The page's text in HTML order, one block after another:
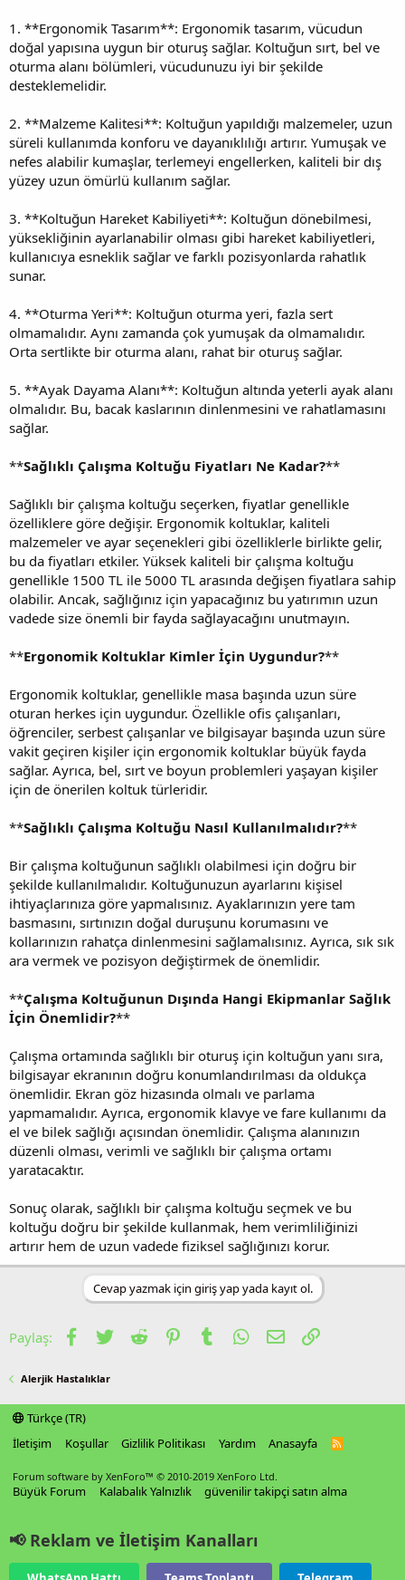
1. **Ergonomik Tasarım**: Ergonomik tasarım, vücudun
doğal yapısına uygun bir oturuş sağlar. Koltuğun sırt, bel ve
oturma alanı bölümleri, vücudunuzu iyi bir şekilde
desteklemelidir.
2. **Malzeme Kalitesi**: Koltuğun yapıldığı malzemeler, uzun
süreli kullanımda konforu ve dayanıklılığı artırır. Yumuşak ve
nefes alabilir kumaşlar, terlemeyi engellerken, kaliteli bir dış
yüzey uzun ömürlü kullanım sağlar.
3. **Koltuğun Hareket Kabiliyeti**: Koltuğun dönebilmesi,
yüksekliğinin ayarlanabilir olması gibi hareket kabiliyetleri,
kullanıcıya esneklik sağlar ve farklı pozisyonlarda rahatlık
sunar.
4. **Oturma Yeri**: Koltuğun oturma yeri, fazla sert
olmamalıdır. Aynı zamanda çok yumuşak da olmamalıdır.
Orta sertlikte bir oturma alanı, rahat bir oturuş sağlar.
5. **Ayak Dayama Alanı**: Koltuğun altında yeterli ayak alanı
olmalıdır. Bu, bacak kaslarının dinlenmesini ve rahatlamasını
sağlar.
**Sağlıklı Çalışma Koltuğu Fiyatları Ne Kadar?**
Sağlıklı bir çalışma koltuğu seçerken, fiyatlar genellikle
özelliklere göre değişir. Ergonomik koltuklar, kaliteli
malzemeler ve ayar seçenekleri gibi özelliklerle birlikte gelir,
bu da fiyatları etkiler. Yüksek kaliteli bir çalışma koltuğu
genellikle 1500 TL ile 5000 TL arasında değişen fiyatlara sahip
olabilir. Ancak, sağlığınız için yapacağınız bu yatırımın uzun
vadede size önemli bir fayda sağlayacağını unutmayın.
**Ergonomik Koltuklar Kimler İçin Uygundur?**
Ergonomik koltuklar, genellikle masa başında uzun süre
oturan herkes için uygundur. Özellikle ofis çalışanları,
öğrenciler, serbest çalışanlar ve bilgisayar başında uzun süre
vakit geçiren kişiler için ergonomik koltuklar büyük fayda
sağlar. Ayrıca, bel, sırt ve boyun problemleri yaşayan kişiler
için de önerilen koltuk türleridir.
**Sağlıklı Çalışma Koltuğu Nasıl Kullanılmalıdır?**
Bir çalışma koltuğunun sağlıklı olabilmesi için doğru bir
şekilde kullanılmalıdır. Koltuğunuzun ayarlarını kişisel
ihtiyaçlarınıza göre yapmalısınız. Ayaklarınızın yere tam
basmasını, sırtınızın doğal duruşunu korumasını ve
kollarınızın rahatça dinlenmesini sağlamalısınız. Ayrıca, sık sık
ara vermek ve pozisyon değiştirmek de önemlidir.
**Çalışma Koltuğunun Dışında Hangi Ekipmanlar Sağlık
İçin Önemlidir?**
Çalışma ortamında sağlıklı bir oturuş için koltuğun yanı sıra,
bilgisayar ekranının doğru konumlandırılması da oldukça
önemlidir. Ekran göz hizasında olmalı ve parlama
yapmamalıdır. Ayrıca, ergonomik klavye ve fare kullanımı da
el ve bilek sağlığı açısından önemlidir. Çalışma alanınızın
düzenli olması, verimli ve sağlıklı bir çalışma ortamı
yaratacaktır.
Sonuç olarak, sağlıklı bir çalışma koltuğu seçmek ve bu
koltuğu doğru bir şekilde kullanmak, hem verimliliğinizi
artırır hem de uzun vadede fiziksel sağlığınızı korur.
Cevap yazmak için giriş yap yada kayıt ol.
Paylaş: Facebook
TwitterReddit PinterestTumblrWhatsApp
E-postaLink
Alerjik Hastalıklar
Türkçe (TR)
İletişim
Koşullar Gizlilik Politikası Yardım Anasayfa
R
Forum software by XenForo™ © 2010-2019 XenForo Ltd.
Büyük Forum Kalabalık Yalnızlık güvenilir takipçi satın alma
📢 Reklam ve İletişim Kanalları